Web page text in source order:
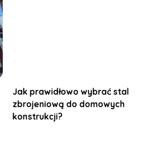
Jak prawidłowo wybrać stal
zbrojeniową do domowych
konstrukcji?